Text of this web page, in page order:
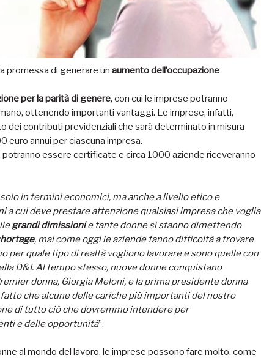
promessa di generare un aumento dell’occupazione
per la parità di genere, con cui le imprese potranno
ottenendo importanti vantaggi. Le imprese, infatti,
dei contributi previdenziali che sarà determinato in misura
euro annui per ciascuna impresa.
essere certificate e circa 1000 aziende riceveranno
in termini economici, ma anche a livello etico e
a cui deve prestare attenzione qualsiasi impresa che voglia
grandi dimissionie tante donne si stanno dimettendo
, mai come oggi le aziende fanno difficoltà a trovare
per quale tipo di realtà vogliono lavorare e sono quelle con
D&I. Al tempo stesso, nuove donne conquistano
donna, Giorgia Meloni, e la prima presidente donna
che alcune delle cariche più importanti del nostro
di tutto ciò che dovremmo intendere per
e delle opportunità”.
al mondo del lavoro, le imprese possono fare molto, come